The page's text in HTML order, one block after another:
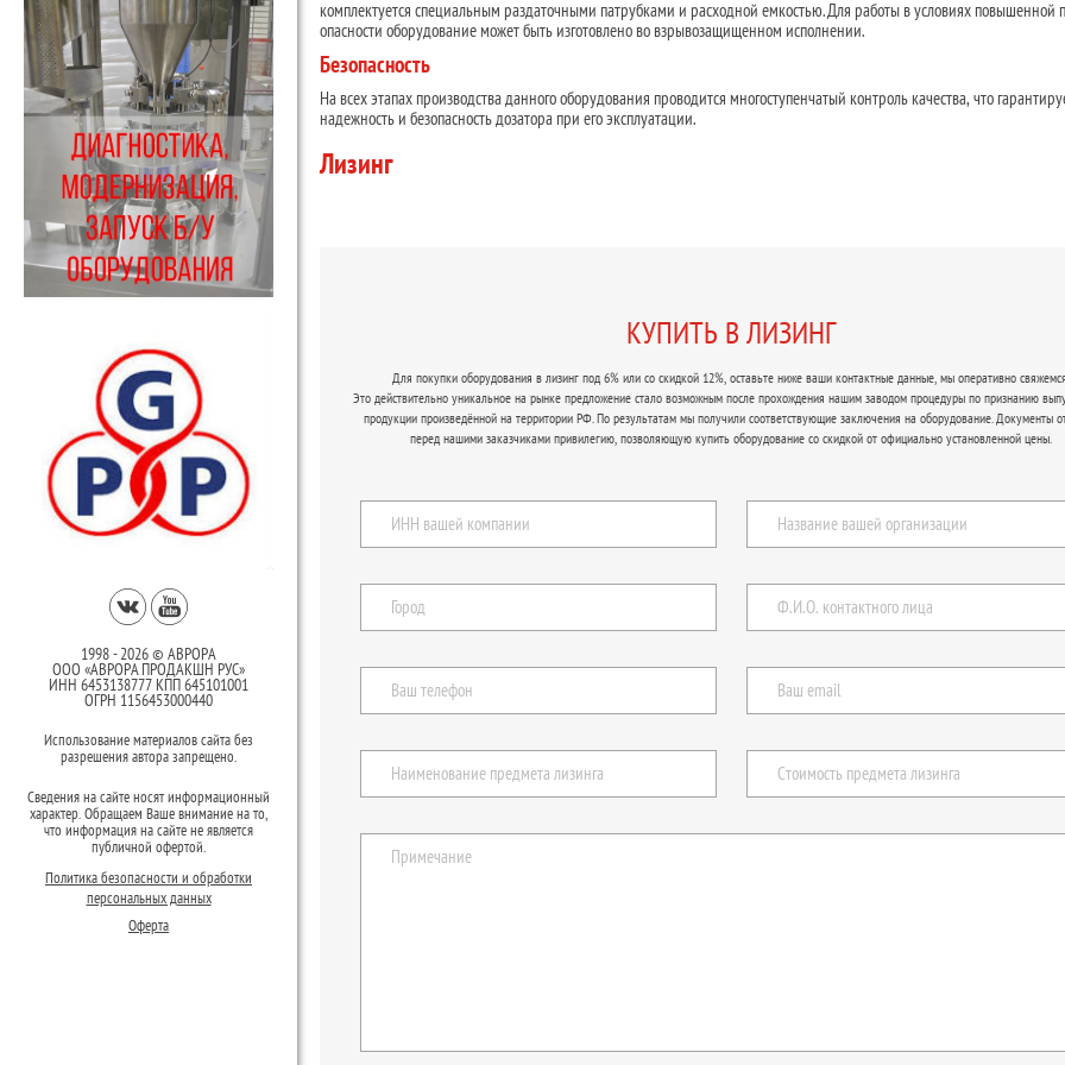
1998 - 2026 © АВРОРА
ООО «АВРОРА ПРОДАКШН РУС»
ИНН 6453138777 КПП 645101001
ОГРН 1156453000440
Использование материалов сайта без
разрешения автора запрещено.
Сведения на сайте носят информационный
характер. Обращаем Ваше внимание на то,
что информация на сайте не является
публичной офертой.
Политика безопасности и обработки
персональных данных
Оферта
комплектуется специальным раздаточными патрубками и расходной емкостью. Для работы в условиях повышенной
опасности оборудование может быть изготовлено во взрывозащищенном исполнении.
Безопасность
На всех этапах производства данного оборудования проводится многоступенчатый контроль качества, что
надежность и безопасность дозатора при его эксплуатации.
Лизинг
КУПИТЬ В ЛИЗИНГ
Для покупки оборудования в лизинг под 6% или со скидкой 12%, оставьте ниже ваши контактные данные, мы оперативно
Это действительно уникальное на рынке предложение стало возможным после прохождения нашим заводом процедуры по признанию
продукции произведённой на территории РФ. По результатам мы получили соответствующие заключения на оборудование. Документы
перед нашими заказчиками привилегию, позволяющую купить оборудование со скидкой от официально установленной цены.